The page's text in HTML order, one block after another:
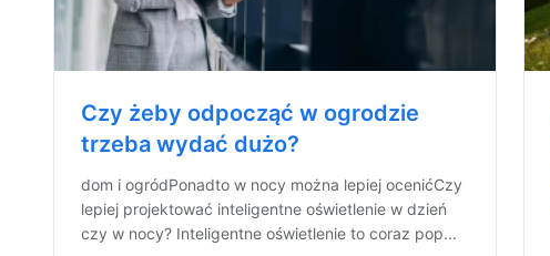
Czy żeby odpocząć w ogrodzie
trzeba wydać dużo?
dom i ogródPonadto w nocy można lepiej ocenićCzy
lepiej projektować inteligentne oświetlenie w dzień
czy w nocy? Inteligentne oświetlenie to coraz pop...